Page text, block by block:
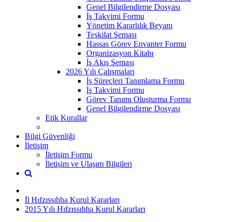
Genel Bilgilendirme Dosyası
İş Takvimi Formu
Yönetim Kararlılık Beyanı
Teşkilat Şeması
Hassas Görev Envanter Formu
Organizasyon Kitabı
İş Akış Şeması
2026 Yılı Çalışmaları
İş Süreçleri Tanımlama Formu
İş Takvimi Formu
Görev Tanımı Oluşturma Formu
Genel Bilgilendirme Dosyası
Etik Kurallar
Bilgi Güvenliği
İletişim
İletişim Formu
İletişim ve Ulaşım Bilgileri
İl Hıfzıssıhha Kurul Kararları
2015 Yılı Hıfzıssıhha Kurul Kararları